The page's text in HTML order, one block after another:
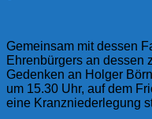
Gemeinsam mit dessen
Ehrenbürgers an dessen
Gedenken an Holger
um 15.30 Uhr, auf dem
eine Kranzniederlegung